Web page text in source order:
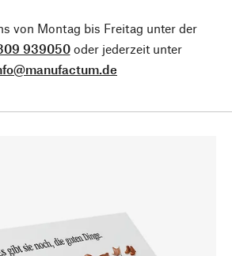
von Montag bis Freitag unter der
939050oder jederzeit unter